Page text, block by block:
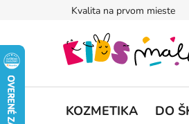
Kvalita na prvom mieste
KOZMETIKA DO